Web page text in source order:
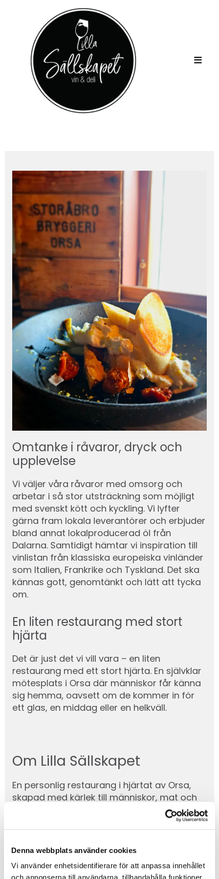
Denna webbplats använder cookies
Vi använder enhetsidentifierare för att anpassa innehållet
och annonserna till användarna, tillhandahålla funktioner
Omtanke i råvaror, dryck och
upplevelse
Vi väljer våra råvaror med omsorg och
arbetar i så stor utsträckning som möjligt
med svenskt kött och kyckling. Vi lyfter
gärna fram lokala leverantörer och erbjuder
bland annat lokalproducerad öl från
Dalarna. Samtidigt hämtar vi inspiration till
vinlistan från klassiska europeiska vinländer
som Italien, Frankrike och Tyskland. Det ska
kännas gott, genomtänkt och lätt att tycka
om.
En liten restaurang med stort
hjärta
Det är just det vi vill vara – en liten
restaurang med ett stort hjärta. En självklar
mötesplats i Orsa där människor får känna
sig hemma, oavsett om de kommer in för
ett glas, en middag eller en helkväll.
Om Lilla Sällskapet
En personlig restaurang i hjärtat av Orsa,
skapad med kärlek till människor, mat och
Jeanette Sundberg. Jag är född och
uppvuxen här i Orsa, och efter 16 år inom
hotell, restaurang och detaljhandel kände